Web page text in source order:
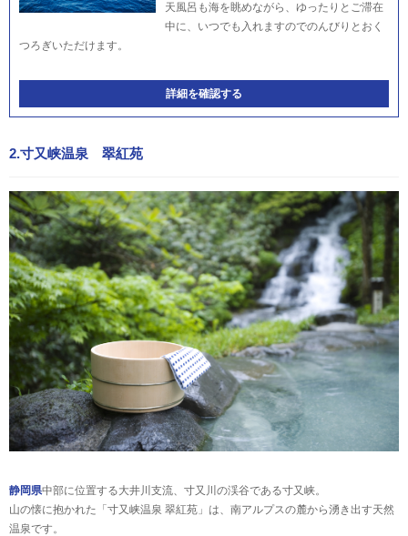
天風呂も海を眺めながら、ゆったりとご滞在
中に、いつでも入れますのでのんびりとおく
つろぎいただけます。
詳細を確認する
2.寸又峡温泉 翠紅苑
静岡県中部に位置する大井川支流、寸又川の渓谷である寸又峡。
山の懐に抱かれた「寸又峡温泉 翠紅苑」は、南アルプスの麓から湧き出す天然
温泉です。